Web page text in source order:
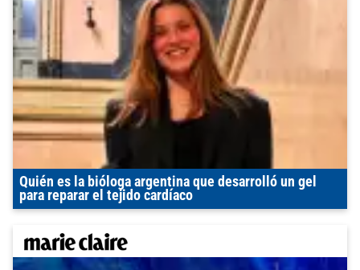
Quién es la bióloga argentina que desarrolló un gel
para reparar el tejido cardíaco